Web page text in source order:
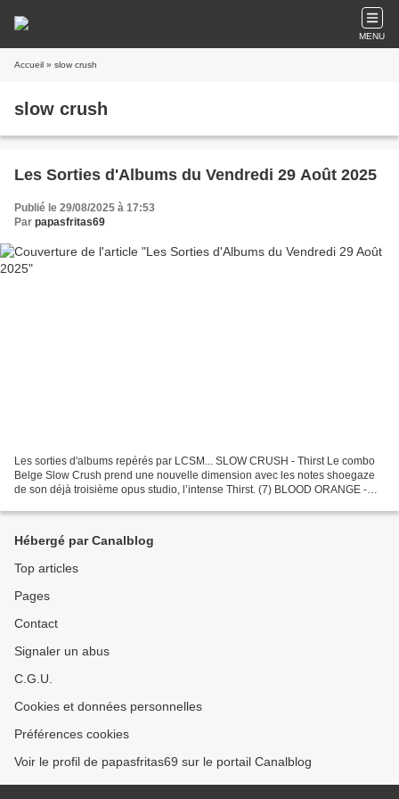
MENU
Accueil » slow crush
slow crush
Les Sorties d'Albums du Vendredi 29 Août 2025
Publié le 29/08/2025 à 17:53
Par papasfritas69
Les sorties d'albums repérés par LCSM... SLOW CRUSH - Thirst Le combo
Belge Slow Crush prend une nouvelle dimension avec les notes shoegaze
de son déjà troisième opus studio, l’intense Thirst. (7) BLOOD ORANGE -
Hébergé par Canalblog
Top articles
Pages
Contact
Signaler un abus
C.G.U.
Cookies et données personnelles
Préférences cookies
Voir le profil de papasfritas69 sur le portail Canalblog